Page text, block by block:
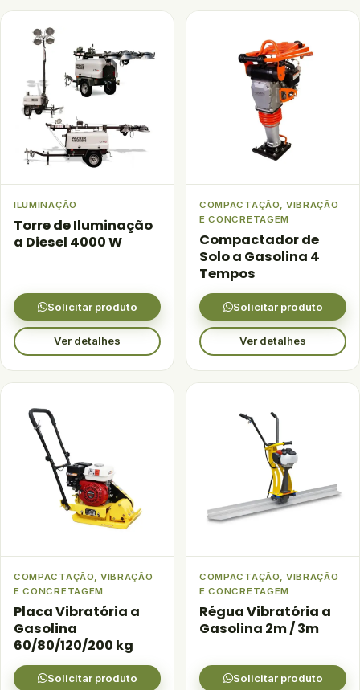
ILUMINAÇÃO
Torre de Iluminação
a Diesel 4000 W
Solicitar produto
Ver detalhes
COMPACTAÇÃO, VIBRAÇÃO
E CONCRETAGEM
Compactador de
Solo a Gasolina 4
Tempos
Solicitar produto
Ver detalhes
COMPACTAÇÃO, VIBRAÇÃO
E CONCRETAGEM
Placa Vibratória a
Gasolina
60/80/120/200 kg
Solicitar produto
COMPACTAÇÃO, VIBRAÇÃO
E CONCRETAGEM
Régua Vibratória a
Gasolina 2m / 3m
Solicitar produto